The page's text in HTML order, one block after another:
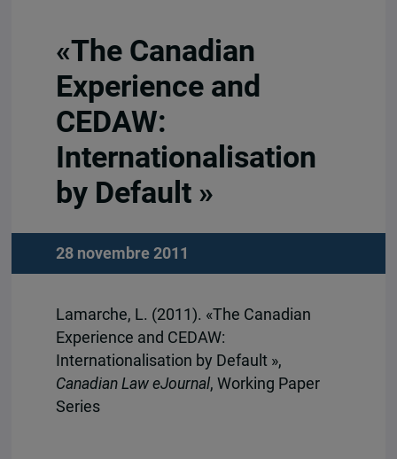
«The Canadian
Experience and
CEDAW:
Internationalisation
by Default »
28 novembre 2011
Lamarche, L. (2011). «The Canadian
Experience and CEDAW:
Internationalisation by Default »,
Canadian Law eJournal, Working Paper
Series